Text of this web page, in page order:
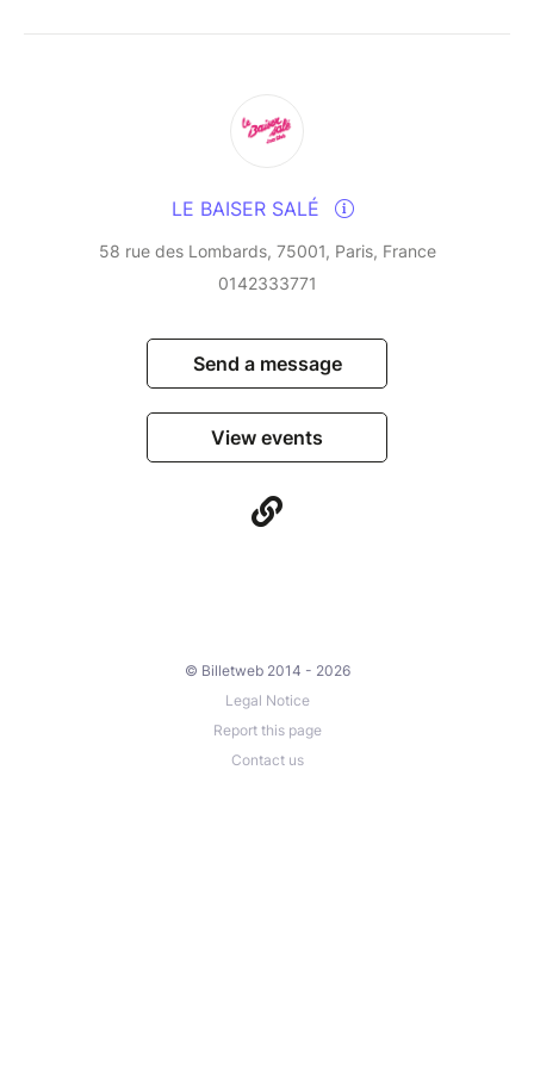
and modernity in a rare alchemy, fuelled by years of
uninterrupted musical dialogue.
LE BAISER SALÉ
58 rue des Lombards, 75001, Paris, France
0142333771
Send a message
View events
© Billetweb 2014 - 2026
Legal Notice
Report this page
Contact us